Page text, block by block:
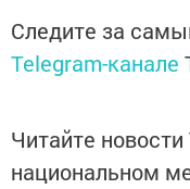
Следите за
Telegram-канале
Читайте
национальном